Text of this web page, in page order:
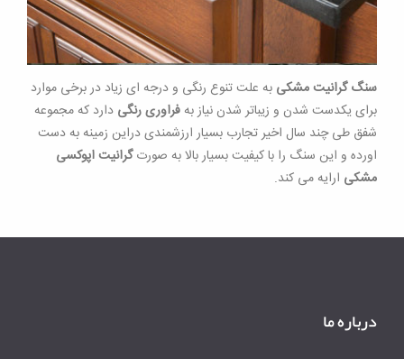
سنگ گرانیت مشکی به علت تنوع رنگی و درجه ای زیاد در برخی موارد
برای یکدست شدن و زیباتر شدن نیاز به فراوری رنگی دارد که مجموعه
شفق طی چند سال اخیر تجارب بسیار ارزشمندی دراین زمینه به دست
اورده و این سنگ را با کیفیت بسیار بالا به صورتگرانیت اپوکسی
مشکی ارایه می کند.
درباره ما